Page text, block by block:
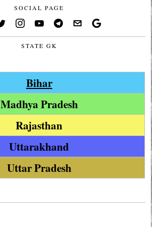
SOCIAL PAGE
STATE GK
Bihar
Madhya Pradesh
Rajasthan
Uttarakhand
Uttar Pradesh